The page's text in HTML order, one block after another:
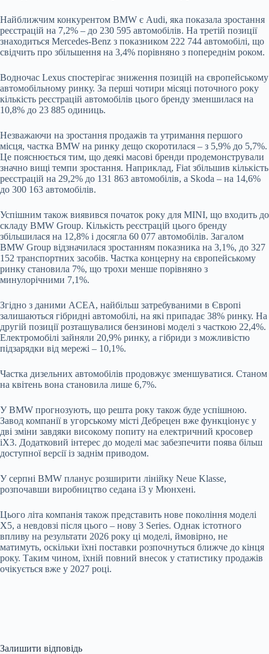
Найближчим конкурентом BMW є Audi, яка показала зростання
реєстрацій на 7,2% – до 230 595 автомобілів. На третій позиції
знаходиться Mercedes-Benz з показником 222 744 автомобілі, що
свідчить про збільшення на 3,4% порівняно з попереднім роком.
Водночас Lexus спостерігає зниження позицій на європейському
автомобільному ринку. За перші чотири місяці поточного року
кількість реєстрацій автомобілів цього бренду зменшилася на
10,8% до 23 885 одиниць.
Незважаючи на зростання продажів та утримання першого
місця, частка BMW на ринку дещо скоротилася – з 5,9% до 5,7%.
Це пояснюється тим, що деякі масові бренди продемонстрували
значно вищі темпи зростання. Наприклад, Fiat збільшив кількість
реєстрацій на 29,2% до 131 863 автомобілів, а Skoda – на 14,6%
до 300 163 автомобілів.
Успішним також виявився початок року для MINI, що входить до
складу BMW Group. Кількість реєстрацій цього бренду
збільшилася на 12,8% і досягла 60 077 автомобілів. Загалом
BMW Group відзначилася зростанням показника на 3,1%, до 327
152 транспортних засобів. Частка концерну на європейському
ринку становила 7%, що трохи менше порівняно з
минулорічними 7,1%.
Згідно з даними ACEA, найбільш затребуваними в Європі
залишаються гібридні автомобілі, на які припадає 38% ринку. На
другій позиції розташувалися бензинові моделі з часткою 22,4%.
Електромобілі зайняли 20,9% ринку, а гібриди з можливістю
підзарядки від мережі – 10,1%.
Частка дизельних автомобілів продовжує зменшуватися. Станом
на квітень вона становила лише 6,7%.
У BMW прогнозують, що решта року також буде успішною.
Завод компанії в угорському місті Дебрецен вже функціонує у
дві зміни завдяки високому попиту на електричний кросовер
iX3. Додатковий інтерес до моделі має забезпечити поява більш
доступної версії із заднім приводом.
У серпні BMW планує розширити лінійку Neue Klasse,
розпочавши виробництво седана i3 у Мюнхені.
Цього літа компанія також представить нове покоління моделі
X5, а невдовзі після цього – нову 3 Series. Однак істотного
впливу на результати 2026 року ці моделі, ймовірно, не
матимуть, оскільки їхні поставки розпочнуться ближче до кінця
року. Таким чином, їхній повний внесок у статистику продажів
очікується вже у 2027 році.
Залишити відповідь